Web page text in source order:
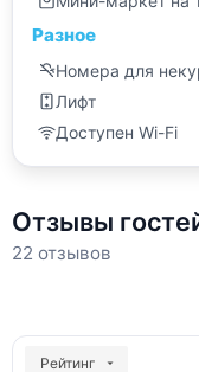
Разное
Номера для
Лифт
Доступен Wi-Fi
Отзывы
22 отзывов
Рейтинг